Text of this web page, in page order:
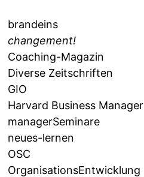
brandeins
changement!
Coaching-Magazin
Diverse Zeitschriften
GIO
Harvard Business Manager
managerSeminare
neues-lernen
OSC
OrganisationsEntwicklung